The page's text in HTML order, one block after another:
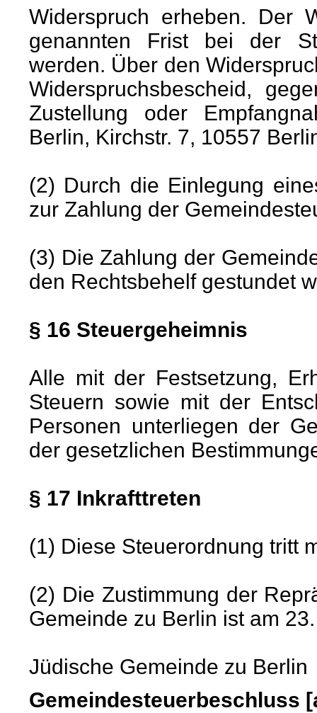
Widerspruch erheben. Der
genannten Frist bei der
werden. Über den
Widerspruchsbescheid,
Zustellung oder
Berlin, Kirchstr. 7, 10557
(2) Durch die Einlegung
zur Zahlung der
(3) Die Zahlung der
den Rechtsbehelf gestundet
§ 16 Steuergeheimnis
Alle mit der Festsetzung,
Steuern sowie mit der
Personen unterliegen der
der gesetzlichen
§ 17 Inkrafttreten
(1) Diese Steuerordnung tritt
(2) Die Zustimmung der
Gemeinde zu Berlin ist am
Jüdische Gemeinde zu Berlin
Gemeindesteuerbeschluss